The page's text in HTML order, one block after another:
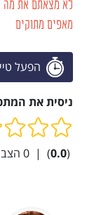
לא מצאתם את מה
מאפים מתוקים
הפעל טיימר
ניסית את
(
0.0
)
|
0